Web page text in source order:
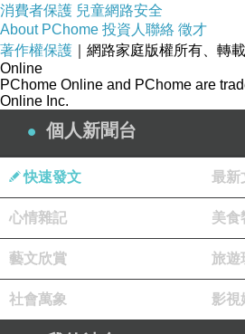
上一篇： 幸福是愛的副產品
下一篇：示弱
消費者保護 兒童網路安全
About PChome 投資人聯絡 徵才
著作權保護 ｜網路家庭版權所有、轉
Online
PChome Online and PChome are
Online Inc.
個人新聞台
快速發文 最新
心情雜記 美食
藝文欣賞 旅遊
社會萬象 影視